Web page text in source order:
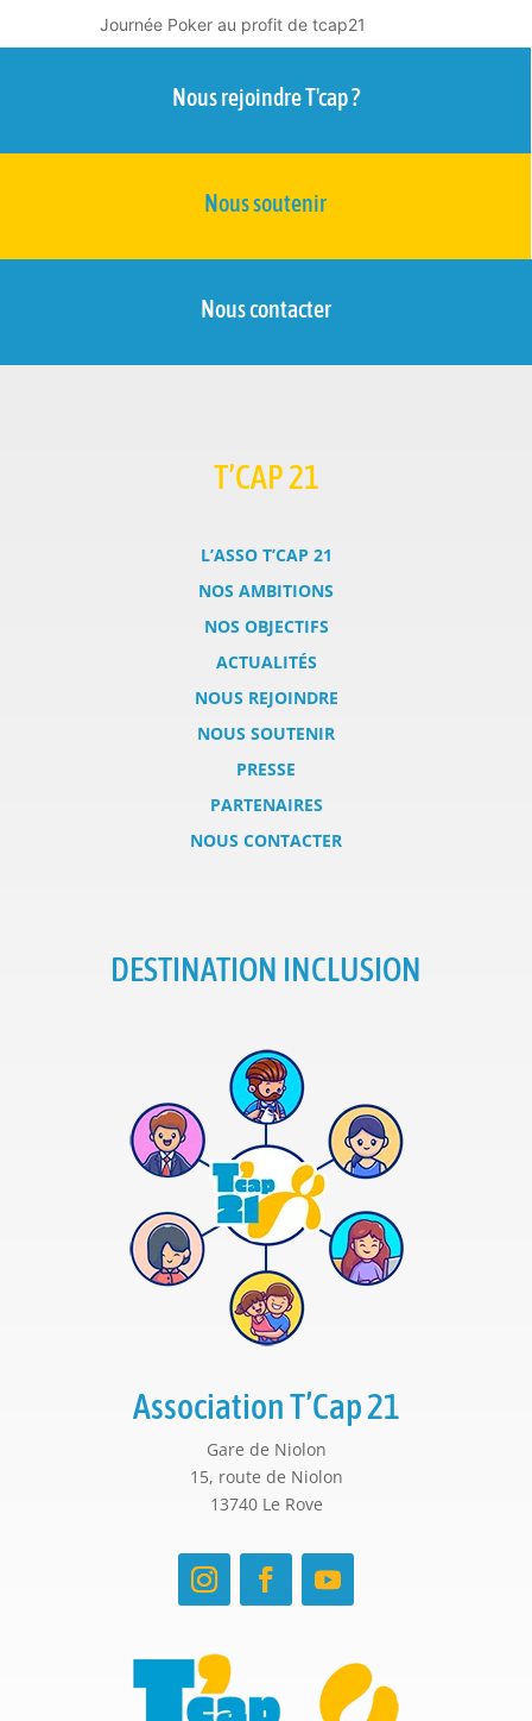
Journée Poker au profit de tcap21
Nous rejoindre T'cap ?
Nous soutenir
Nous contacter
T’CAP 21
L’ASSO T’CAP 21
NOS AMBITIONS
NOS OBJECTIFS
ACTUALITÉS
NOUS REJOINDRE
NOUS SOUTENIR
PRESSE
PARTENAIRES
NOUS CONTACTER
DESTINATION INCLUSION
Association T’Cap 21
Gare de Niolon
15, route de Niolon
13740 Le Rove